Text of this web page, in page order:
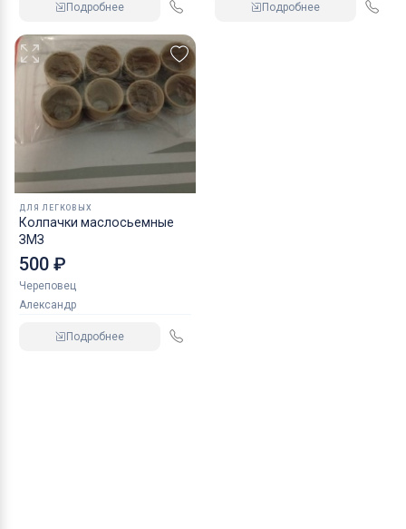
Подробнее Подробнее
ДЛЯ ЛЕГКОВЫХ
Колпачки маслосьемные
ЗМЗ
500 ₽
Череповец
Александр
Подробнее